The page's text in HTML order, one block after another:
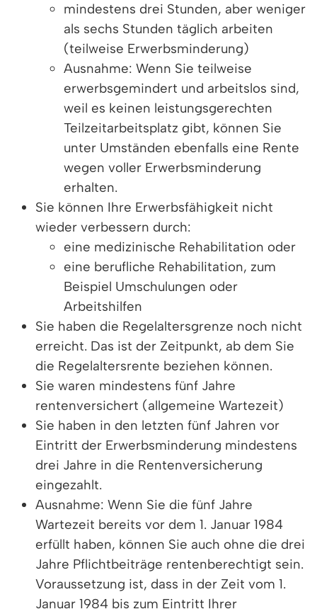
mindestens drei Stunden, aber weniger
als sechs Stunden täglich arbeiten
(teilweise Erwerbsminderung)
Ausnahme: Wenn Sie teilweise
erwerbsgemindert und arbeitslos sind,
weil es keinen leistungsgerechten
Teilzeitarbeitsplatz gibt, können Sie
unter Umständen ebenfalls eine Rente
wegen voller Erwerbsminderung
erhalten.
Sie können Ihre Erwerbsfähigkeit nicht
wieder verbessern durch:
eine medizinische Rehabilitation oder
eine berufliche Rehabilitation, zum
Beispiel Umschulungen oder
Arbeitshilfen
Sie haben die Regelaltersgrenze noch nicht
erreicht. Das ist der Zeitpunkt, ab dem Sie
die Regelaltersrente beziehen können.
Sie waren mindestens fünf Jahre
rentenversichert (allgemeine Wartezeit)
Sie haben in den letzten fünf Jahren vor
Eintritt der Erwerbsminderung mindestens
drei Jahre in die Rentenversicherung
eingezahlt.
Ausnahme: Wenn Sie die fünf Jahre
Wartezeit bereits vor dem 1. Januar 1984
erfüllt haben, können Sie auch ohne die drei
Jahre Pflichtbeiträge rentenberechtigt sein.
Voraussetzung ist, dass in der Zeit vom 1.
Januar 1984 bis zum Eintritt Ihrer